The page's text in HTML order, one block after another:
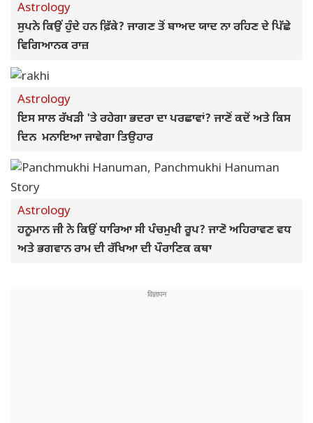
Astrology
ਸੁਪਨੇ ਕਿਉਂ ਹੁੰਦੇ ਹਨ ਫ਼ਿੱਕੇ? ਜਾਗਣ ਤੋਂ ਬਾਅਦ ਯਾਦ ਨਾ ਰਹਿਣ ਦੇ ਪਿੱਛੇ
ਵਿਗਿਆਨਕ ਰਾਜ਼
Astrology
ਇਸ ਸਾਲ ਰੱਖੜੀ 'ਤੇ ਰਹੇਗਾ ਭਦਰਾ ਦਾ ਪਰਛਾਵਾਂ? ਜਾਣੋਂ ਕਦੋਂ ਅਤੇ ਕਿਸ
ਦਿਨ ਮਨਾਇਆ ਜਾਵੇਗਾ ਤਿਉਹਾਰ
Astrology
ਹਨੂਮਾਨ ਜੀ ਨੇ ਕਿਉਂ ਧਾਰਿਆ ਸੀ ਪੰਚਮੁਖੀ ਰੂਪ? ਜਾਣੋ ਅਹਿਰਾਵਣ ਵਧ
ਅਤੇ ਭਗਵਾਨ ਰਾਮ ਦੀ ਰੱਖਿਆ ਦੀ ਪੌਰਾਣਿਕ ਕਥਾ